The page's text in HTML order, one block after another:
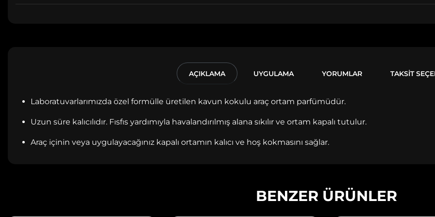
AÇIKLAMA UYGULAMA YORUMLAR TAKSİT
Laboratuvarlarımızda özel formülle üretilen kavun kokulu araç ortam parfümüdür.
Uzun süre kalıcılıdır. Fısfıs yardımıyla havalandırılmış alana sıkılır ve ortam kapalı tutulur.
Araç içinin veya uygulayacağınız kapalı ortamın kalıcı ve hoş kokmasını sağlar.
BENZER ÜRÜNLER